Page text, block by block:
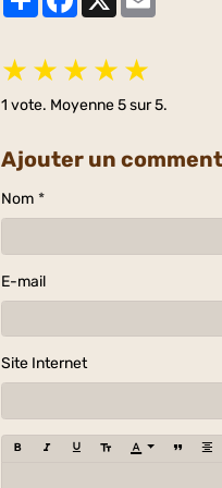
★ ★ ★ ★ ★
1 vote. Moyenne5sur 5.
Ajouter un
Nom
E-mail
Site Internet